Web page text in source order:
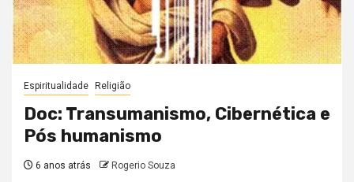
Espiritualidade Religião
Doc: Transumanismo, Cibernética e
Pós humanismo
6 anos atrás Rogerio Souza